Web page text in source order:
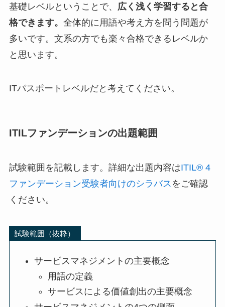
基礎レベルということで、
広く浅く学習すると合
格できます。 全体的に用語や考え方を問う問題が
多いです。文系の方でも楽々合格できるレベルか
と思います。
ITパスポートレベルだと考えてください。
ITILファンデーションの出題範囲
試験範囲を記載します。詳細な出題内容はITIL® 4
ファンデーション受験者向けのシラバス をご確認
ください。
試験範囲（抜粋）
サービスマネジメントの主要概念
用語の定義
サービスによる価値創出の主要概念